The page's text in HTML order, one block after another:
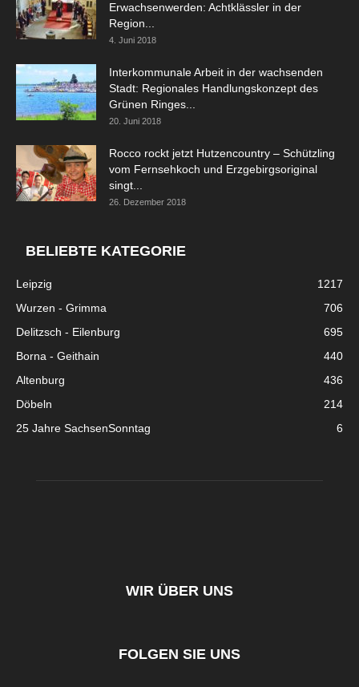
Erwachsenwerden: Achtklässler in der
Region...
4. Juni 2018
Interkommunale Arbeit in der wachsenden
Stadt: Regionales Handlungskonzept des
Grünen Ringes...
20. Juni 2018
Rocco rockt jetzt Hutzencountry – Schützling
vom Fernsehkoch und Erzgebirgsoriginal
singt...
26. Dezember 2018
BELIEBTE KATEGORIE
Leipzig
1217
Wurzen - Grimma
706
Delitzsch - Eilenburg
695
Borna - Geithain
440
Altenburg
436
Döbeln
214
25 Jahre SachsenSonntag
6
WIR ÜBER UNS
FOLGEN SIE UNS